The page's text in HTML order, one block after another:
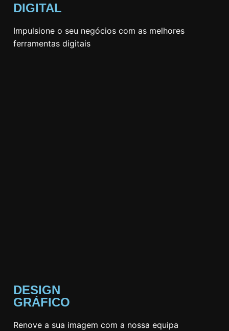
DIGITAL
Impulsione o seu negócios com as melhores
ferramentas digitais
DESIGN
GRÁFICO
Renove a sua imagem com a nossa equipa